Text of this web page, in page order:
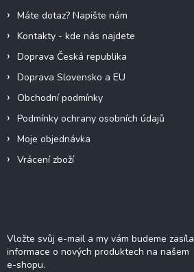
Máte dotaz? Napište nám
Kontakty - kde nás najdete
Doprava Česká republika
Doprava Slovensko a EU
Obchodní podmínky
Podmínky ochrany osobních údajů
Moje objednávka
Vrácení zboží
Vložte svůj e-mail a my vám budeme
informace o nových produktech na našem
e-shopu.